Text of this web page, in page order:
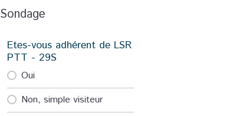
Sondage
Etes-vous adhérent de LSR
PTT - 29S
Oui
Non, simple visiteur